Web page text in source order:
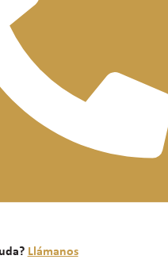
Llámanos